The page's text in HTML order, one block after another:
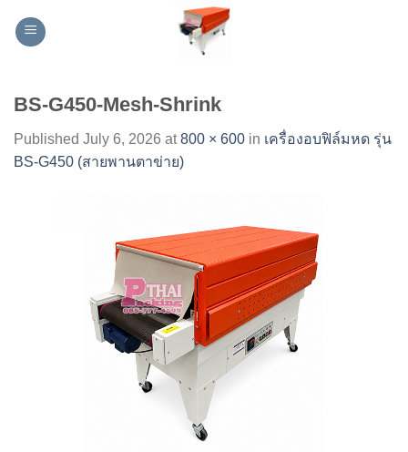
BS-G450-Mesh-Shrink
Published July 6, 2026 at800 × 600 in เครื่องอบฟิล์มหด รุ่น
BS-G450 (สายพานตาข่าย)